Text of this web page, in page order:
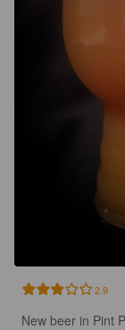
2.9
New beer in Pint